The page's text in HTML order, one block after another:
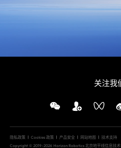
关注我
Copyright © 2019-2026 Horizon Robotics 北京地平线信息技
隐私政策 Cookies 政策 产品安全 网站地图 技术支持